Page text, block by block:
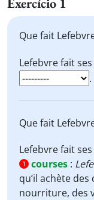
Que fait
Lefebvre fait ses
.
Que fait
Lefebvre fait ses
1 courses :
qu’il achète
nourriture, des